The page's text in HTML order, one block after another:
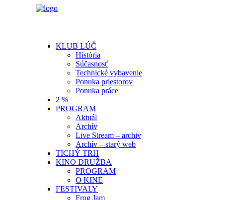
KLUB LÚČ
História
Súčasnosť
Technické vybavenie
Ponuka priestorov
Ponuka práce
2 %
PROGRAM
Aktuál
Archív
Live Stream – archiv
Archív – starý web
TICHÝ TRH
KINO DRUŽBA
PROGRAM
O KINE
FESTIVALY
Frog Jam